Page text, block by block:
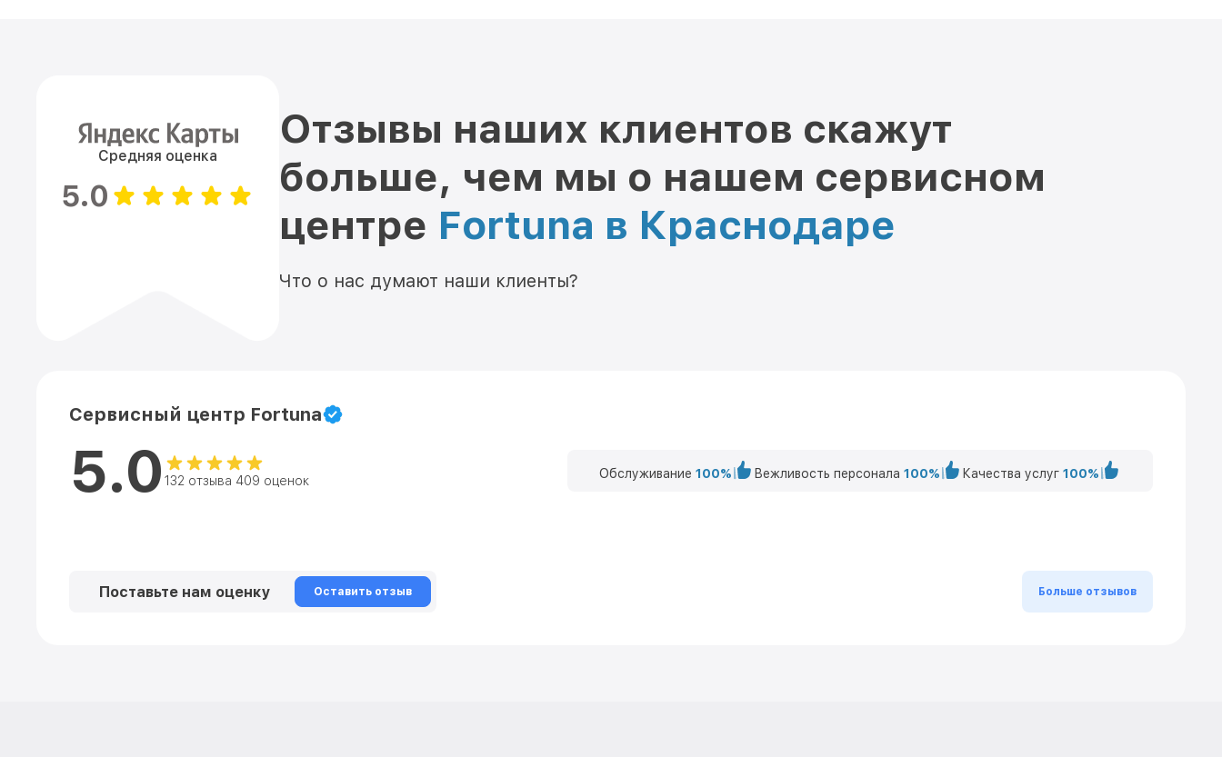
Средняя оценка
5.0
Отзывы наших клиентов скажут
больше, чем мы о нашем сервисном
центре Fortuna в Краснодаре
Что о нас думают наши клиенты?
Сервисный центр Fortuna
5.0 132 отзыва 409 оценок Обслуживание 100% Вежливость персонала 100% Качества услуг 100%
Поставьте нам оценку Оставить отзыв Больше отзывов